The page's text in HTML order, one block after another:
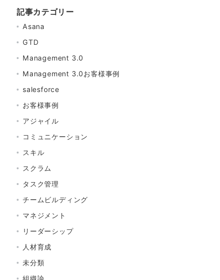
記事カテゴリー
Asana
GTD
Management 3.0
Management 3.0お客様事例
salesforce
お客様事例
アジャイル
コミュニケーション
スキル
スクラム
タスク管理
チームビルディング
マネジメント
リーダーシップ
人材育成
未分類
組織論